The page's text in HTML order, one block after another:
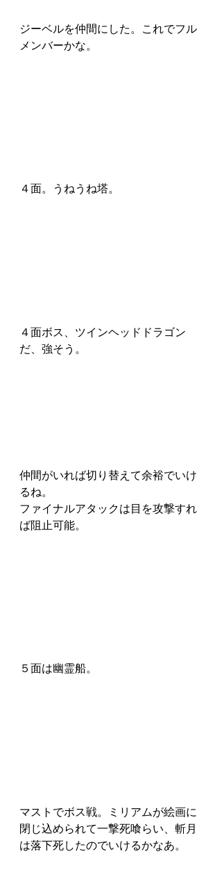
ジーベルを仲間にした。これでフル
メンバーかな。
４面。うねうね塔。
４面ボス、ツインヘッドドラゴン
だ、強そう。
仲間がいれば切り替えて余裕でいけ
るね。
ファイナルアタックは目を攻撃すれ
ば阻止可能。
５面は幽霊船。
マストでボス戦。ミリアムが絵画に
閉じ込められて一撃死喰らい、斬月
は落下死したのでいけるかなあ。